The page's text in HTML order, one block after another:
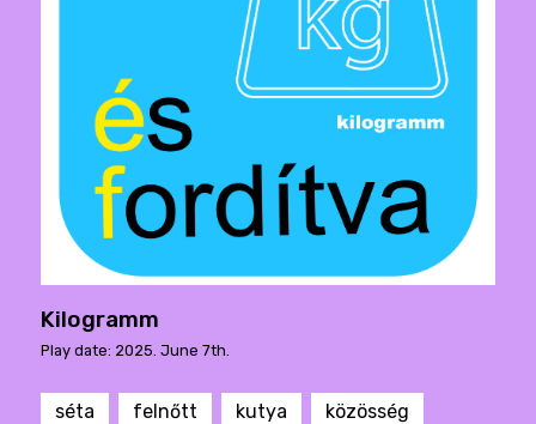
Kilogramm
Play date: 2025. June 7th.
séta felnőtt kutya közösség